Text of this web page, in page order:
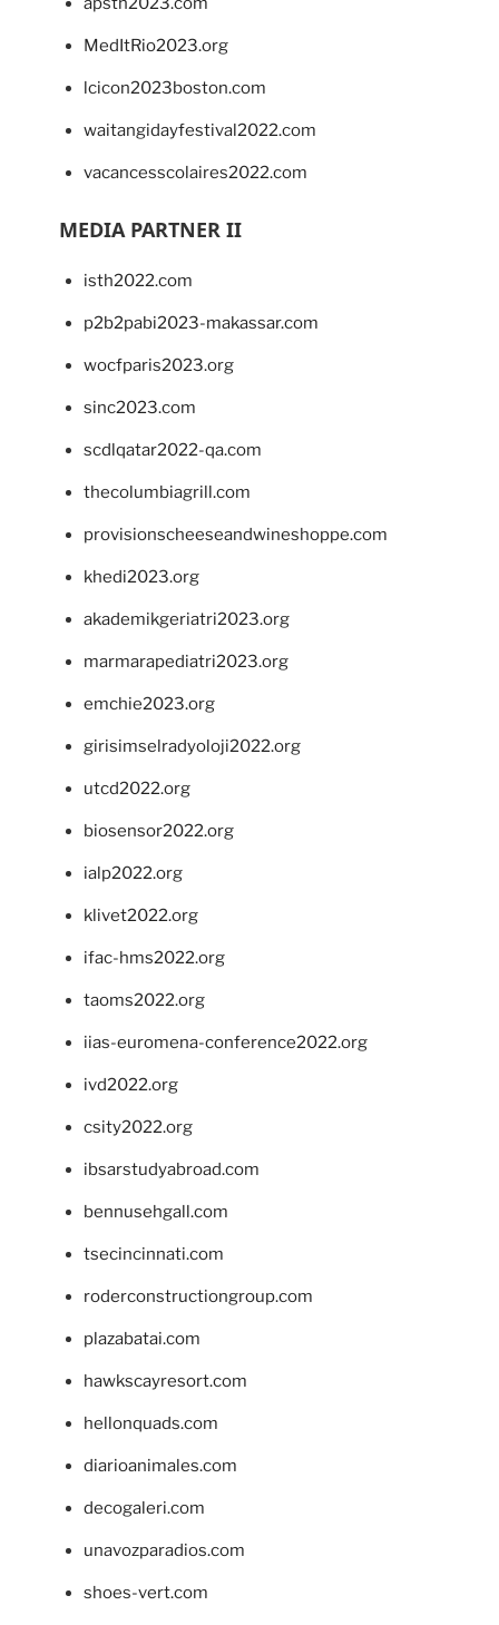
MedItRio2023.org
lcicon2023boston.com
waitangidayfestival2022.com
vacancesscolaires2022.com
MEDIA PARTNER II
isth2022.com
p2b2pabi2023-makassar.com
wocfparis2023.org
sinc2023.com
scdlqatar2022-qa.com
thecolumbiagrill.com
provisionscheeseandwineshoppe.com
khedi2023.org
akademikgeriatri2023.org
marmarapediatri2023.org
emchie2023.org
girisimselradyoloji2022.org
utcd2022.org
biosensor2022.org
ialp2022.org
klivet2022.org
ifac-hms2022.org
taoms2022.org
iias-euromena-conference2022.org
ivd2022.org
csity2022.org
ibsarstudyabroad.com
bennusehgall.com
tsecincinnati.com
roderconstructiongroup.com
plazabatai.com
hawkscayresort.com
hellonquads.com
diarioanimales.com
decogaleri.com
unavozparadios.com
shoes-vert.com